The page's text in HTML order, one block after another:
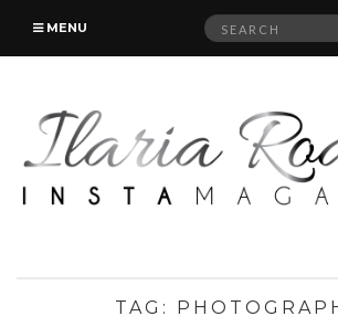
MENU
Search
TAG: